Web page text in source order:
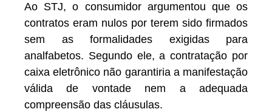
Ao STJ, o consumidor argumentou que os
contratos eram nulos por terem sido firmados
sem as formalidades exigidas para
analfabetos. Segundo ele, a contratação por
caixa eletrônico não garantiria a manifestação
válida de vontade nem a adequada
compreensão das cláusulas.